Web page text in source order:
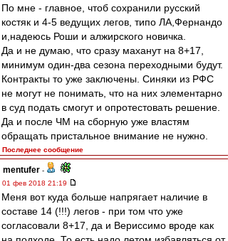
По мне - главное, чтоб сохранили русский
костяк и 4-5 ведущих легов, типо ЛА,Фернандо
и,надеюсь Роши и алжирского новичка.
Да и не думаю, что сразу маханут на 8+17,
минимум один-два сезона переходными будут.
Контракты то уже заключены. Синяки из РФС
не могут не понимать, что на них элементарно
в суд подать смогут и опротестовать решение.
Да и после ЧМ на сборную уже властям
обращать пристальное внимание не нужно.
Последнее сообщение
mentufer -
01 фев 2018 21:19
Меня вот куда больше напрягает наличие в
составе 14 (!!!) легов - при том что уже
согласовали 8+17, да и Вериссимо вроде как